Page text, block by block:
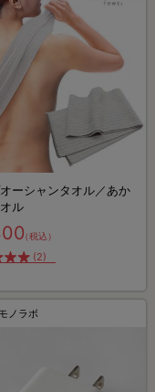
ーシャンタオル／あか
ル
（税込）
(2)
ノラボ